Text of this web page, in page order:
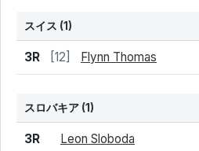
スイス (1)
結果 シード 選手名
3R [12] Flynn Thomas
スロバキア (1)
結果 シード 選手名
3R Leon Sloboda